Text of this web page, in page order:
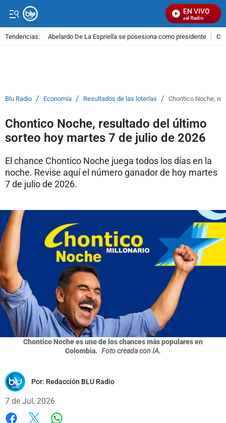
EN VIVO
Señal Visual Radio
Tendencias: Abelardo De La Espriella se posesiona como presidente
Blu Radio / Economía / Resultados de las loterías / Chontico Noche,
Chontico Noche, resultado del último
sorteo hoy martes 7 de julio de 2026
El chance Chontico Noche juega todos los días en la
noche. Revise aquí el número ganador de hoy martes
7 de julio de 2026.
Chontico Noche es uno de los chances más populares en
Colombia. Foto creada con IA.
Por: Redacción BLU Radio
7 de Jul, 2026